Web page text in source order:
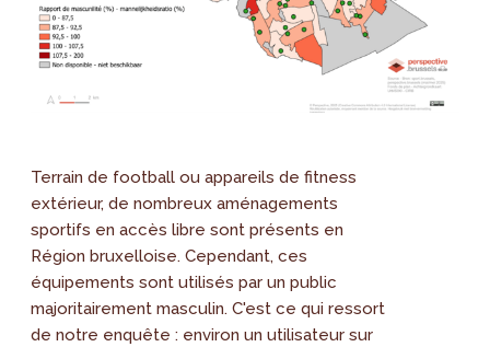
Terrain de football ou appareils de fitness
extérieur, de nombreux aménagements
sportifs en accès libre sont présents en
Région bruxelloise. Cependant, ces
équipements sont utilisés par un public
majoritairement masculin. C'est ce qui ressort
de notre enquête : environ un utilisateur sur